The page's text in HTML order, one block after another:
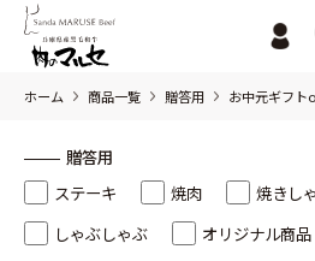
ホーム 商品一覧 贈答用 お中元ギフト
贈答用
ステーキ
焼肉 焼きし
しゃぶしゃぶ
オリジナル商品